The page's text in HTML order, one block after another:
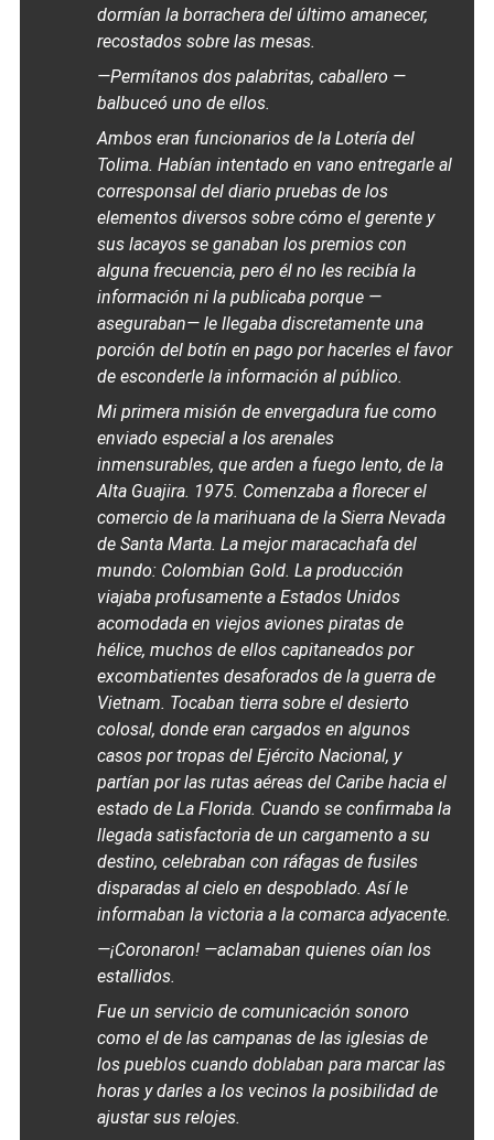
dormían la borrachera del último amanecer,
recostados sobre las mesas.
—Permítanos dos palabritas, caballero —
balbuceó uno de ellos.
Ambos eran funcionarios de la Lotería del
Tolima. Habían intentado en vano entregarle al
corresponsal del diario pruebas de los
elementos diversos sobre cómo el gerente y
sus lacayos se ganaban los premios con
alguna frecuencia, pero él no les recibía la
información ni la publicaba porque —
aseguraban— le llegaba discretamente una
porción del botín en pago por hacerles el favor
de esconderle la información al público.
Mi primera misión de envergadura fue como
enviado especial a los arenales
inmensurables, que arden a fuego lento, de la
Alta Guajira. 1975. Comenzaba a florecer el
comercio de la marihuana de la Sierra Nevada
de Santa Marta. La mejormaracachafa del
mundo: Colombian Gold. La producción
viajaba profusamente a Estados Unidos
acomodada en viejos aviones piratas de
hélice, muchos de ellos capitaneados por
excombatientes desaforados de la guerra de
Vietnam. Tocaban tierra sobre el desierto
colosal, donde eran cargados en algunos
casos por tropas del Ejército Nacional, y
partían por las rutas aéreas del Caribe hacia el
estado de La Florida. Cuando se confirmaba la
llegada satisfactoria de un cargamento a su
destino, celebraban con ráfagas de fusiles
disparadas al cielo en despoblado. Así le
informaban la victoria a la comarca adyacente.
—¡Coronaron! —aclamaban quienes oían los
estallidos.
Fue un servicio de comunicación sonoro
como el de las campanas de las iglesias de
los pueblos cuando doblaban para marcar las
horas y darles a los vecinos la posibilidad de
ajustar sus relojes.